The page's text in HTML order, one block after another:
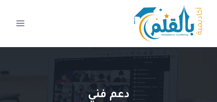
التجاوز
المحتوى
دعم فني